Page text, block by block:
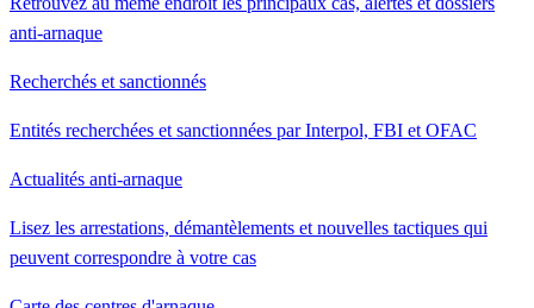
anti-arnaque
Recherchés et sanctionnés
Entités recherchées et sanctionnées par Interpol, FBI et OFAC
Actualités anti-arnaque
Lisez les arrestations, démantèlements et nouvelles tactiques qui
peuvent correspondre à votre cas